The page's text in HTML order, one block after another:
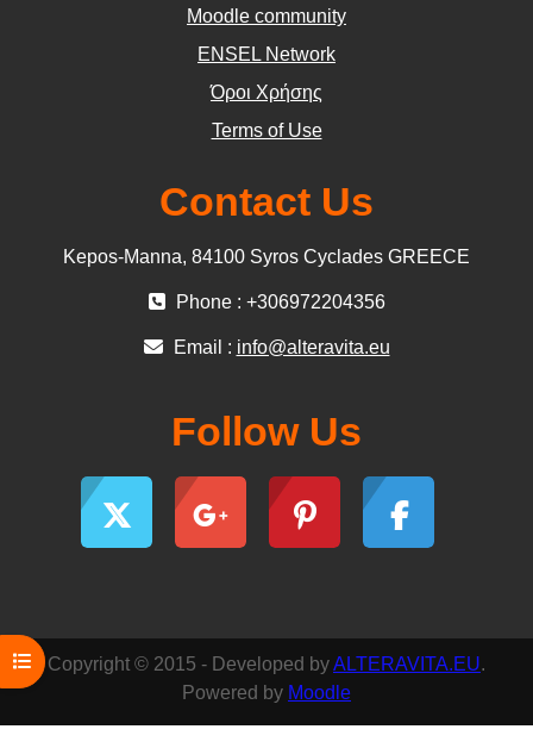
Open course index
Moodle community
ΕΝSEL Network
Όροι Χρήσης
Terms of Use
Contact Us
Kepos-Manna, 84100 Syros Cyclades GREECE
Phone : +306972204356
Email : info@alteravita.eu
Follow Us
Copyright © 2015 - Developed byALTERAVITA.EU.
Powered by Moodle